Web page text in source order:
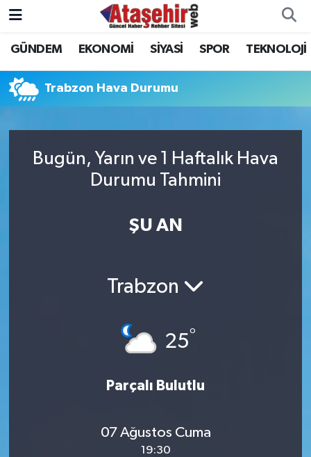
GÜNDEM EKONOMİ SİYASİ SPOR TEKNOLOJİ
Trabzon Hava Durumu
Bugün, Yarın ve 1 Haftalık Hava
Durumu Tahmini
ŞU AN
Trabzon
25°
Parçalı Bulutlu
07 Ağustos Cuma
19:30
Hava Durumu
Trafik Durumu
Tüm Manşetler